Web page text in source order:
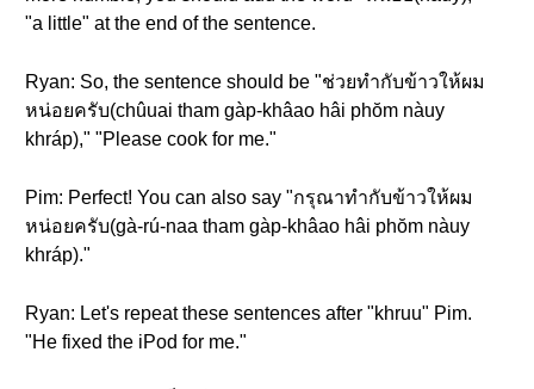
"a little" at the end of the sentence.
Ryan: So, the sentence should be "ช่วยทำกับข้าวให้ผม
หน่อยครับ(chûuai tham gàp-khâao hâi phŏm nàuy
khráp)," "Please cook for me."
Pim: Perfect! You can also say "กรุณาทำกับข้าวให้ผม
หน่อยครับ(gà-rú-naa tham gàp-khâao hâi phŏm nàuy
khráp)."
Ryan: Let's repeat these sentences after "khruu" Pim.
"He fixed the iPod for me."